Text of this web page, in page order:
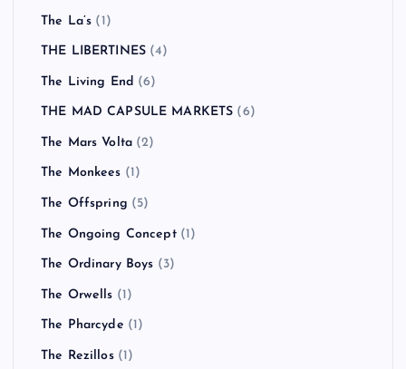
The La’s (1)
THE LIBERTINES (4)
The Living End (6)
THE MAD CAPSULE MARKETS (6)
The Mars Volta (2)
The Monkees (1)
The Offspring (5)
The Ongoing Concept(1)
The Ordinary Boys (3)
The Orwells (1)
The Pharcyde (1)
The Rezillos(1)